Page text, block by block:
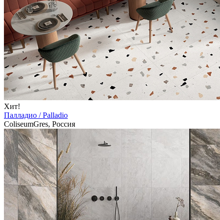
Хит!
Палладио / Palladio
ColiseumGres, Россия